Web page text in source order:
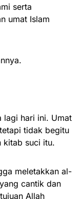
serta
umat Islam
lagi hari ini. Umat
tidak begitu
kitab suci itu.
meletakkan al-
cantik dan
Allah